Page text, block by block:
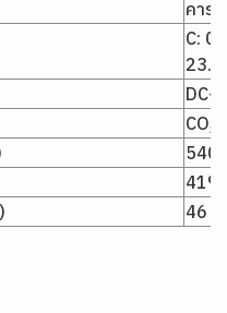
คาร์
C:
DC+
CO₂
540
41%
46 J